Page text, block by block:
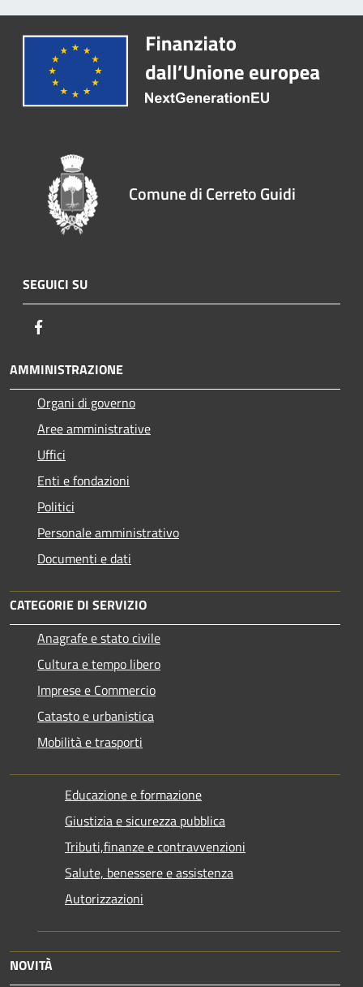
Comune di Cerreto Guidi
SEGUICI SU
AMMINISTRAZIONE
Organi di governo
Aree amministrative
Uffici
Enti e fondazioni
Politici
Personale amministrativo
Documenti e dati
CATEGORIE DI SERVIZIO
Anagrafe e stato civile
Cultura e tempo libero
Imprese e Commercio
Catasto e urbanistica
Mobilità e trasporti
Educazione e formazione
Giustizia e sicurezza pubblica
Tributi,finanze e contravvenzioni
Salute, benessere e assistenza
Autorizzazioni
NOVITÀ